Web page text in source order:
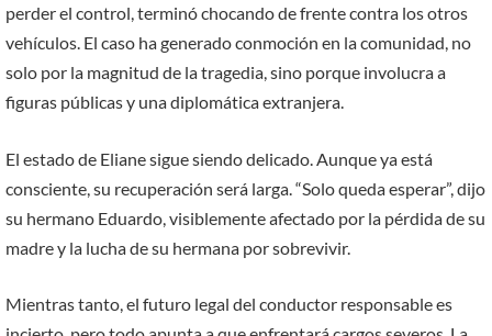
perder el control, terminó chocando de frente contra los otros
vehículos. El caso ha generado conmoción en la comunidad, no
solo por la magnitud de la tragedia, sino porque involucra a
figuras públicas y una diplomática extranjera.
El estado de Eliane sigue siendo delicado. Aunque ya está
consciente, su recuperación será larga. “Solo queda esperar”, dijo
su hermano Eduardo, visiblemente afectado por la pérdida de su
madre y la lucha de su hermana por sobrevivir.
Mientras tanto, el futuro legal del conductor responsable es